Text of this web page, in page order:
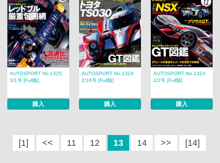
AUTOSPORT No.1325
3/1号 [Full版]
購入
AUTOSPORT No.1324
2/16号 [Full版]
購入
AUTOSPORT No.1323
2/2号 [Full版]
購入
[1] << 11 12 13 14 >> [14]